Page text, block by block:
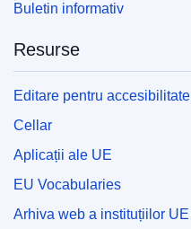
Buletin informativ
Resurse
Editare pentru accesibilitate
Cellar
Aplicații ale UE
EU Vocabularies
Arhiva web a instituțiilor UE